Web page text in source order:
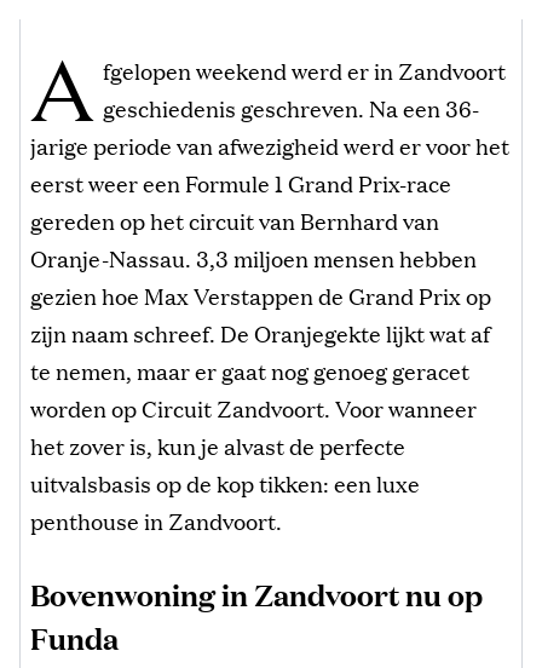
A fgelopen weekend werd er in Zandvoort
geschiedenis geschreven. Na een 36-
jarige periode van afwezigheid werd er voor het
eerst weer een Formule 1 Grand Prix-race
gereden op het circuit van Bernhard van
Oranje-Nassau. 3,3 miljoen mensen hebben
gezien hoe Max Verstappen de Grand Prix op
zijn naam schreef. De Oranjegekte lijkt wat af
te nemen, maar er gaat nog genoeg geracet
worden op Circuit Zandvoort. Voor wanneer
het zover is, kun je alvast de perfecte
uitvalsbasis op de kop tikken: een luxe
penthouse in Zandvoort.
Bovenwoning in Zandvoort nu op
Funda